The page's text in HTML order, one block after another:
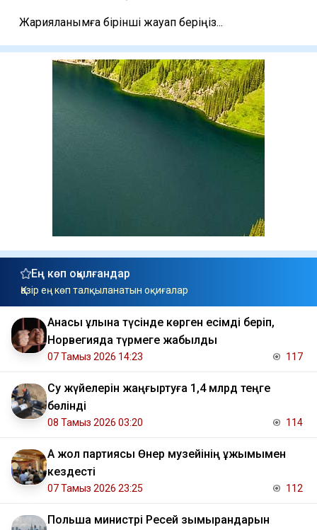
Жарияланымға бірінші жауап беріңіз...
Ең көп оқылғандар
Қазір ең көп талқыланатын оқиғалар
Анасы ұлына түсінде көрген есімді беріп,
Норвегияда түрмеге жабылды
07 Тамыз 2026 14:23 117
Су жүйелерін жаңғыртуға 1,4 млрд теңге
бөлінді
08 Тамыз 2026 03:20 114
Ақ жол партиясы Өнер музейінің ұжымымен
кездесті
07 Тамыз 2026 23:25 112
Польша министрі Ресей зымырандарын